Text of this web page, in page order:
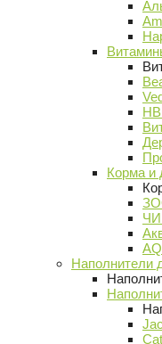
Корма и
Наполнители